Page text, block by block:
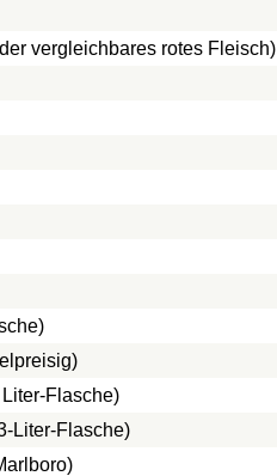
vergleichbares rotes Fleisch)
Flasche)
Liter-Flasche)